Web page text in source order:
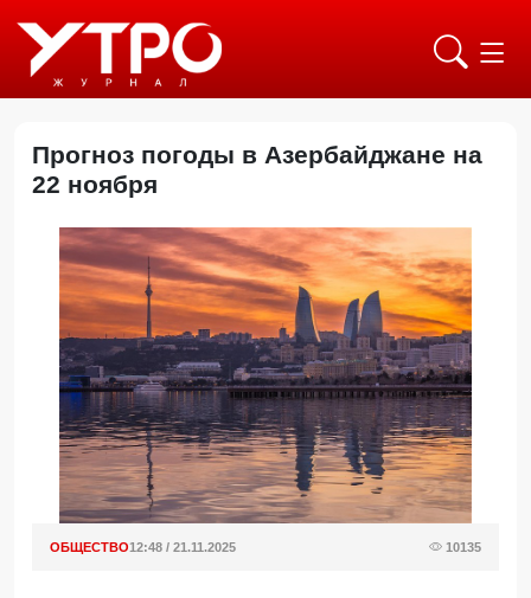
Прогноз погоды в Азербайджане на
22 ноября
ОБЩЕСТВО12:48 / 21.11.2025 10135